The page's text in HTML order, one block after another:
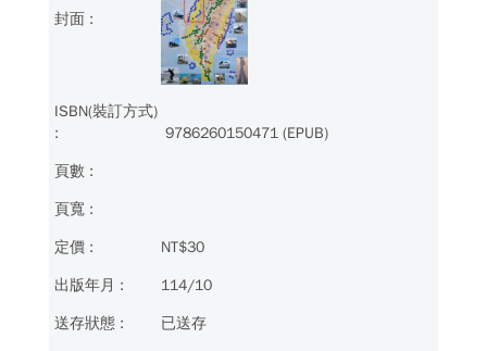
9786260150471 (EPUB)
NT$30
114/10
已送存